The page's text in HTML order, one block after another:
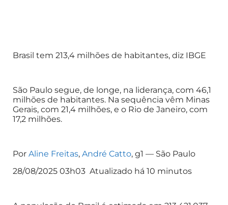
Brasil tem 213,4 milhões de habitantes, diz IBGE
São Paulo segue, de longe, na liderança, com 46,1
milhões de habitantes. Na sequência vêm Minas
Gerais, com 21,4 milhões, e o Rio de Janeiro, com
17,2 milhões.
Por Aline Freitas, André Catto, g1 — São Paulo
28/08/2025 03h03 Atualizado há 10 minutos